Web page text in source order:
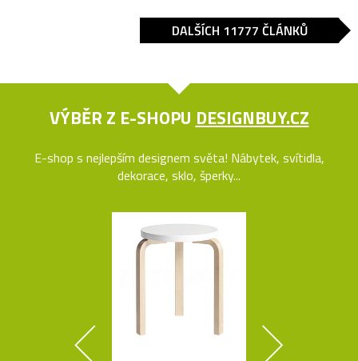
DALŠÍCH 11777 ČLÁNKŮ
VÝBĚR Z E-SHOPU DESIGNBUY.CZ
E-shop s nejlepším designem světa! Nábytek, svítidla,
dekorace, sklo, šperky...